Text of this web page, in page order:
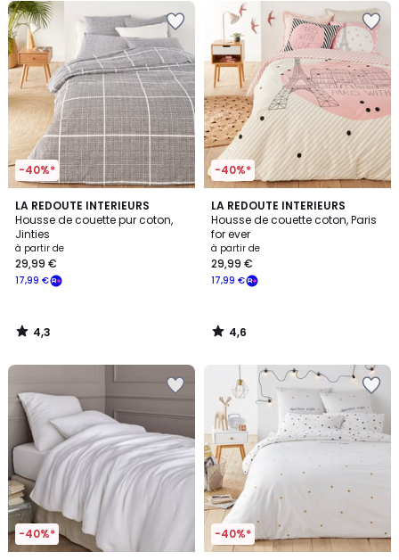
-40%*
LA REDOUTE INTERIEURS
Housse de couette pur coton,
Jinties
à partir de
17,99 €
29,99 €
4,3
/ 5
4,3
/
-40%*
LA REDOUTE INTERIEURS
Housse de couette coton, Paris
for ever
à partir de
17,99 €
29,99 €
4,6
/ 5
4,6
/
-40%* -40%*